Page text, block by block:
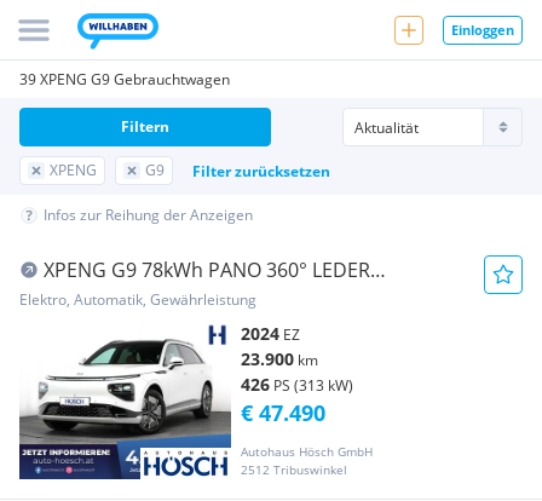
Einloggen
39 XPENG G9 Gebrauchtwagen
XPENG G9 Filter zurücksetzen
Filtern
Infos zur Reihung der Anzeigen
XPENG G9 78kWh PANO 360° LEDER
SITZLÜFTUNG NEUHEIT
Elektro, Automatik, Gewährleistung
2024 EZ
23.900 km
426 PS (313 kW)
Autohaus Hösch GmbH
2512 Tribuswinkel
€ 47.490